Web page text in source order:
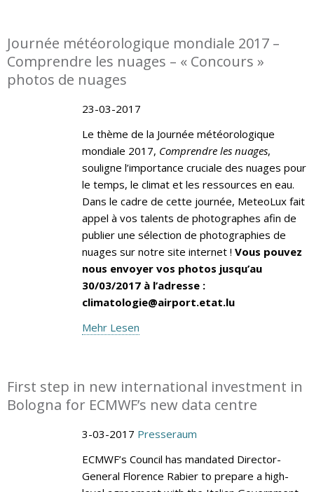
Journée météorologique mondiale 2017 –
Comprendre les nuages – « Concours »
photos de nuages
23-03-2017
Le thème de la Journée météorologique
mondiale 2017, Comprendre les nuages,
souligne l’importance cruciale des nuages pour
le temps, le climat et les ressources en eau.
Dans le cadre de cette journée, MeteoLux fait
appel à vos talents de photographes afin de
publier une sélection de photographies de
nuages sur notre site internet ! Vous pouvez
nous envoyer vos photos jusqu’au
30/03/2017 à l’adresse :
climatologie@airport.etat.lu
Mehr Lesen
First step in new international investment in
Bologna for ECMWF’s new data centre
3-03-2017 Presseraum
ECMWF’s Council has mandated Director-
General Florence Rabier to prepare a high-